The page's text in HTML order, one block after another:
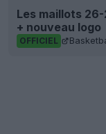
Les maillots
+ nouveau logo
OFFICIEL